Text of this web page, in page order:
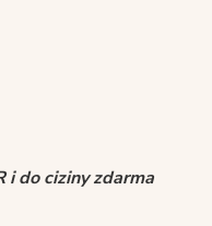
i do ciziny zdarma